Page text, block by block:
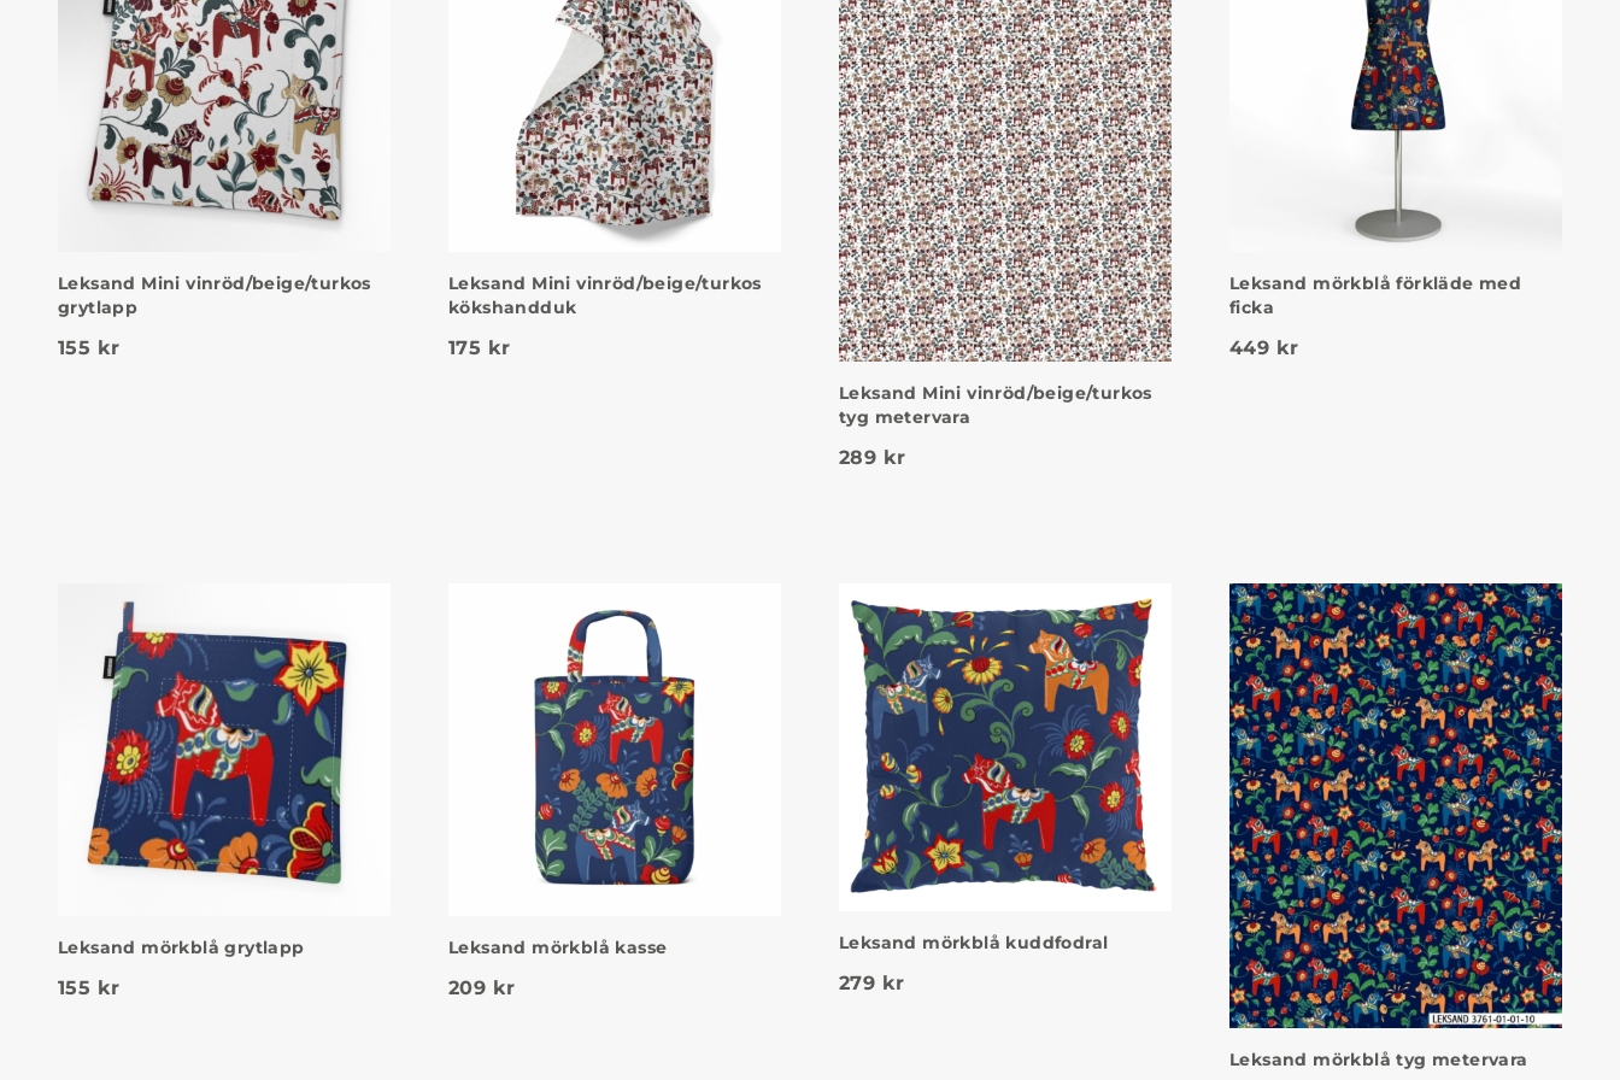
Leksand Mini vinröd/beige/turkos
grytlapp
155 kr
Leksand Mini vinröd/beige/turkos
kökshandduk
175 kr
Leksand Mini vinröd/beige/turkos
tyg metervara
289 kr
Leksand mörkblå förkläde med
ficka
449 kr
Leksand mörkblå grytlapp
155 kr
Leksand mörkblå kasse
209 kr
Leksand mörkblå kuddfodral
279 kr
Leksand mörkblå tyg metervara